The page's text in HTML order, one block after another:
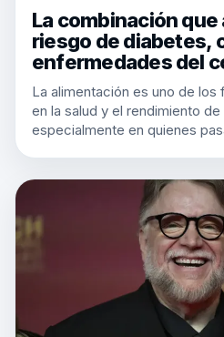
La combinación que
riesgo de diabetes,
enfermedades del
La alimentación es uno de
en la salud y el rendimiento
especialmente en quienes